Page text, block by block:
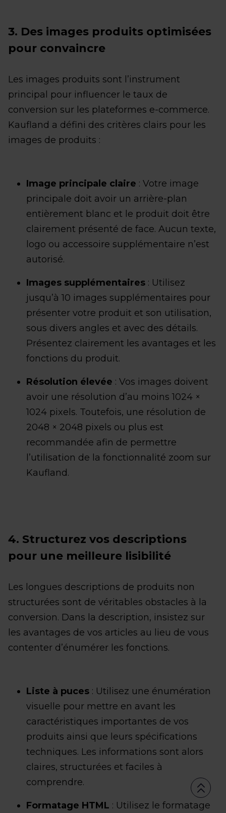
3. Des images produits optimisées
pour convaincre
Les images produits sont l’instrument
principal pour influencer le taux de
conversion sur les plateformes e-commerce.
Kaufland a défini des critères clairs pour les
images de produits :
Image principale claire : Votre image
principale doit avoir un arrière-plan
entièrement blanc et le produit doit être
clairement présenté de face. Aucun texte,
logo ou accessoire supplémentaire n’est
autorisé.
Images supplémentaires : Utilisez
jusqu’à 10 images supplémentaires pour
présenter votre produit et son utilisation,
sous divers angles et avec des détails.
Présentez clairement les avantages et les
fonctions du produit.
Résolution élevée : Vos images doivent
avoir une résolution d’au moins 1024 ×
1024 pixels. Toutefois, une résolution de
2048 × 2048 pixels ou plus est
recommandée afin de permettre
l’utilisation de la fonctionnalité zoom sur
Kaufland.
4. Structurez vos descriptions
pour une meilleure lisibilité
Les longues descriptions de produits non
structurées sont de véritables obstacles à la
conversion. Dans la description, insistez sur
les avantages de vos articles au lieu de vous
contenter d’énumérer les fonctions.
Liste à puces : Utilisez une énumération
visuelle pour mettre en avant les
caractéristiques importantes de vos
produits ainsi que leurs spécifications
techniques. Les informations sont alors
claires, structurées et faciles à
comprendre.
Formatage HTML : Utilisez le formatage